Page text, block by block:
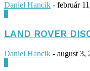
Daniel Hancik - február
LAND ROVER
Daniel Hancik - august 3,